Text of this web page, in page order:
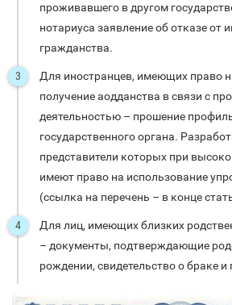
проживавшего в другом
нотариуса заявление об отказе от
гражданства.
Для иностранцев, имеющих право
получение аодданства в связи с
деятельностью – прошение
государственного органа.
представители которых при
имеют право на использование
(ссылка на перечень – в конце
Для лиц, имеющих близких
– документы, подтверждающие
рождении, свидетельство о браке и